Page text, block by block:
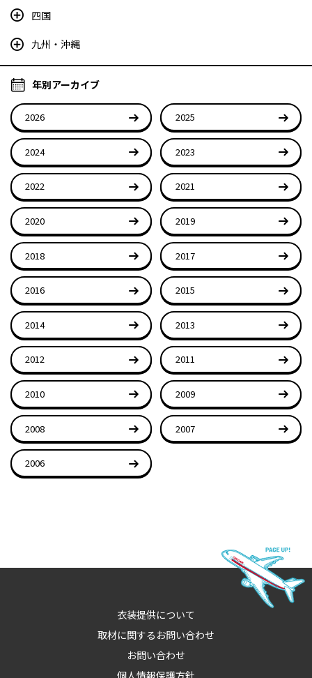
四国
九州・沖縄
年別アーカイブ
2026 2025
2024 2023
2022 2021
2020 2019
2018 2017
2016 2015
2014 2013
2012 2011
2010 2009
2008 2007
2006
衣装提供について
取材に関するお問い合わせ
お問い合わせ